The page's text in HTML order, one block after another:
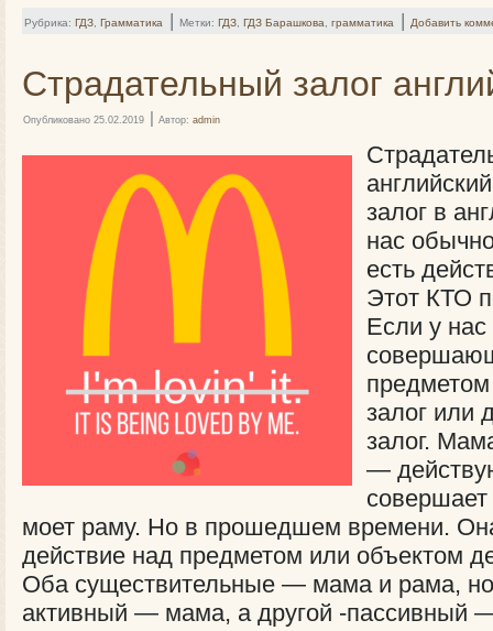
Рубрика: ГДЗ Грамматика | Метки: ГДЗ ГДЗ Барашкова грамматика | Добавить
Страдательный залог
Опубликовано 25.02.2019 | Автор: admin
залог в
нас
есть
Этот КТО
Если у нас
залог или
залог.
—
моет раму. Но в прошедшем времени.
действие над предметом или объектом
Оба существительные — мама и рама,
активный — мама, а другой -пассивный